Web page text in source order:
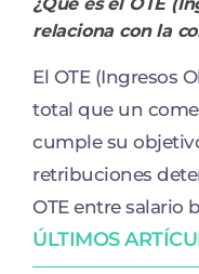
ÚLTIMOS
relaciona con la
El OTE (Ingresos
total que un
cumple su
retribuciones
OTE entre salario